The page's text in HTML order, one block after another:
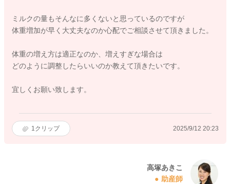
ミルクの量もそんなに多くないと思っているのですが
体重増加が早く大丈夫なのか心配でご相談させて頂きました。
体重の増え方は適正なのか、増えすぎな場合は
どのように調整したらいいのか教えて頂きたいです。
宜しくお願い致します。
1 クリップ 2025/9/12 20:23
高塚あきこ
助産師